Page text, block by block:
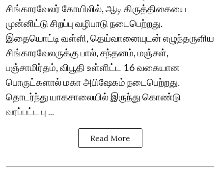
சிங்காரவேலர் கோயிலில், ஆடி கிருத்திகையை
முன்னிட்டு சிறப்பு வழிபாடு நடைபெற்றது.
இதையொட்டி வள்ளி, தெய்வானையுடன் எழுந்தருளிய
சிங்காரவேலருக்கு பால், சந்தனம், மஞ்சள்,
பஞ்சாமிர்தம், விபூதி உள்ளிட்ட 16 வகையான
பொருட்களால் மகா அபிஷேகம் நடைபெற்றது.
தொடர்ந்து யாகசாலையில் இருந்து கொண்டு
வரப்பட்ட பு ...
Read More